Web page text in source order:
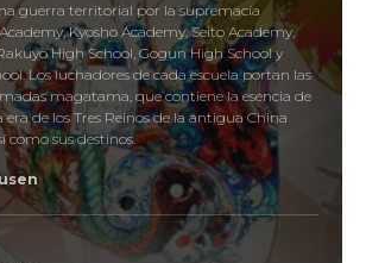
guerra territorial por la supremacía
Kyosho Academy, Seito Academy,
High School, Gogun High School y
Los luchadores de cada escuela portan las
magatama, que contiene la esencia de
era de los Tres Reinos de la antigua China
como sus destinos.